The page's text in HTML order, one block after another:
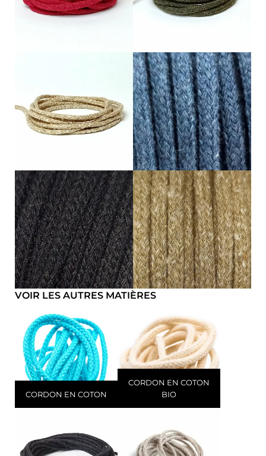
VOIR LES AUTRES MATIÈRES
CORDON EN COTON
CORDON EN COTON
BIO